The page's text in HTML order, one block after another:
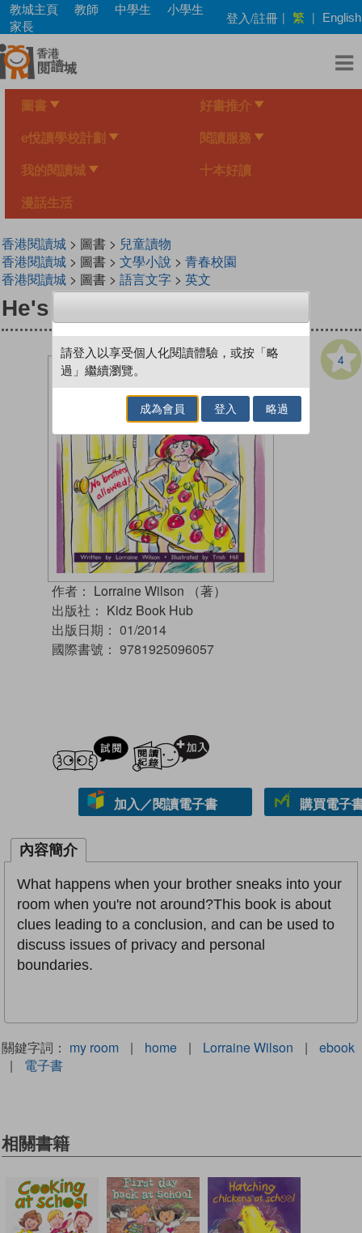
Skip
main
content
教城主頁 教師 中學生
小學生
家長
登入/註冊 | 繁 | English
圖書 好書推介
e悅讀學校計劃 閱讀服務
我的閱讀城 十本好讀
漫話生活
香港閱讀城> 圖書 > 兒童讀物
香港閱讀城> 圖書 > 文學小說 > 青春校園
香港閱讀城> 圖書 > 語言文字> 英文
He's Been in My Room
4
作者： Lorraine Wilson （著）
出版社： Kidz Book Hub
出版日期： 01/2014
國際書號： 9781925096057
試閲
加入／閱讀電子書 購買電子
內容簡介
What happens when your brother sneaks into your
room when you're not around?This book is about
clues leading to a conclusion, and can be used to
discuss issues of privacy and personal
boundaries.
關鍵字詞： my room | home | Lorraine Wilson |
ebook
|
電子書
相關書籍
請登入以享受個人化閱讀體驗，或按「略
過」繼續瀏覽。
成為會員 登入 略過